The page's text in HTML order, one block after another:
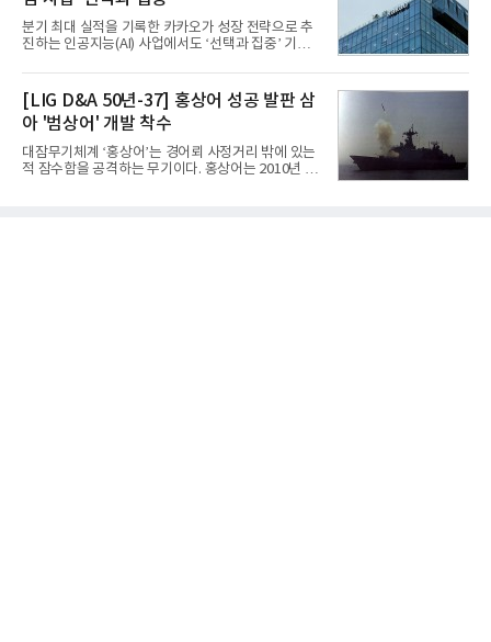
틀그라운드'의 안정적인 성장에 힘입어 상반기 연결
기준 매출 2조6616억원, 영업이익 9725억원으로 역
대 최대 실적을 기록했다. 엔씨도 올해 출시한 '아이온
동기 대
분기 최대 실적을 기록한 카카오가 성장 전략으로 추
진하는 인공지능(AI) 사업에서도 ‘선택과 집중’ 기조
라 투자에 나서는 것과 달리, 카카오는 ‘카카오톡’이
라는 플랫폼 경쟁력을 활용한 AI 에이전트 서비스에
집중하는 전략이다. 과거 무리한 사업 확장 과정에서
겪었던 시행착오를 되풀이하지 않고 핵심 역량에 집
중하겠다는 취지로 풀이된다.7일 업계에 따르면 카카
오는 올해 2분기 연결 기준 매출 2조985억원, 영업이
익 2770억원을 기록했다. 전년 동기 대비 매출과 영업
[LIG D&A 50년-37] 홍상어 성공 발판 삼
아 '범상어' 개발 착수
대잠무기체계 ‘홍상어’는 경어뢰 사정거리 밖에 있는
적 잠수함을 공격하는 무기이다. 홍상어는 2010년 넥